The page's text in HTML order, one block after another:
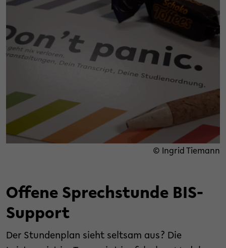
© Ingrid Tiemann
Offene Sprechstunde BIS-
Support
Der Stundenplan sieht seltsam aus? Die